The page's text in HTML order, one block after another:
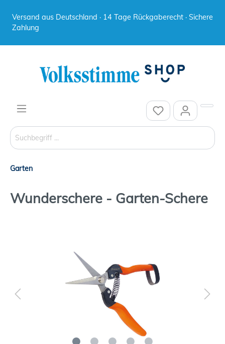
Versand aus Deutschland · 14 Tage Rückgaberecht · Sichere
Zahlung
Garten
Wunderschere - Garten-Schere